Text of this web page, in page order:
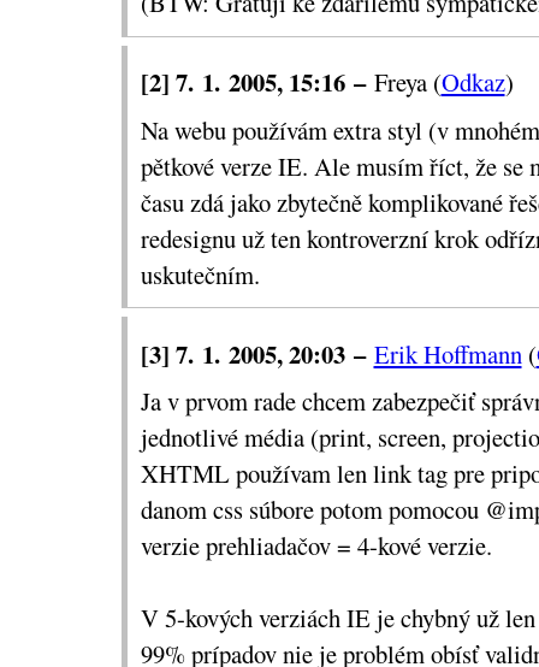
<style type="text/css">
@import'styl.css';
nepochopí IE 5.0. To je tedy snadný
IE 5.0 od stylu, což seza nějaký čas
Chceme-li odstřihnout od určitého
Exploreru, stačí napsat
<style type="text/css">
@import url(styl.css) all;
</style>
hacků i dalších postupů filtrování
najiný přehled .
Určitě netvrdím, že souborový hack
rozlišení prohlížečů pro stylování. Ale
výhody:
Vztahuje se
s hacky u jednotlivých prvků a
Explorerové síto
u Pixyho).
[2] 7. 1. 2005, 15:16 – Freya (Odkaz)
Na webu používám extra styl (v
pětkové verze IE. Ale musím říct, že se
času zdá jako zbytečně komplikované
redesignu už ten kontroverzní krok
uskutečním.
[3] 7. 1. 2005, 20:03 – Erik Hoffmann(
Ja v prvom rade chcem zabezpečiť
jednotlivé média (print, screen,
XHTML používam len link tag pre
danom css súbore potom pomocou
verzie prehliadačov = 4-kové verzie.
V 5-kových verziách IE je chybný už
99% prípadov nie je problém obísť